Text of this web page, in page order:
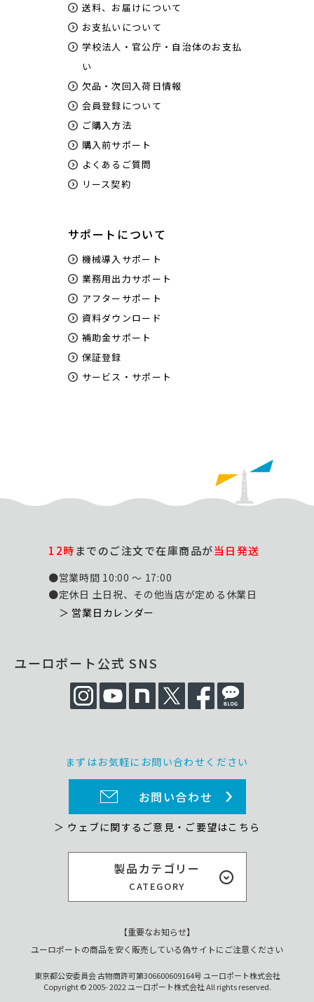
送料、お届けについて
お支払いについて
学校法人・官公庁・自治体のお支払
い
欠品・次回入荷日情報
会員登録について
ご購入方法
購入前サポート
よくあるご質問
リース契約
サポートについて
機械導入サポート
業務用出力サポート
アフターサポート
資料ダウンロード
補助金サポート
保証登録
サービス・サポート
製品カテゴリー
CATEGORY
12時までのご注文で在庫商品が当日発送
●営業時間 10:00 ～ 17:00
●定休日 土日祝、その他当店が定める休業日
＞ 営業日カレンダー
ユーロポート公式 SNS
まずはお気軽にお問い合わせください
お問い合わせ
＞ ウェブに関するご意見・ご要望はこちら
【重要なお知らせ】
ユーロポートの商品を安く販売している偽サイトにご注意ください
東京都公安委員会 古物商許可第306600609164号 ユーロポート株式会社
Copyright © 2005- 2022 ユーロポート株式会社 All rights reserved.